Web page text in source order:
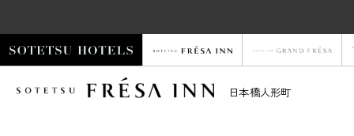
日本橋人形町